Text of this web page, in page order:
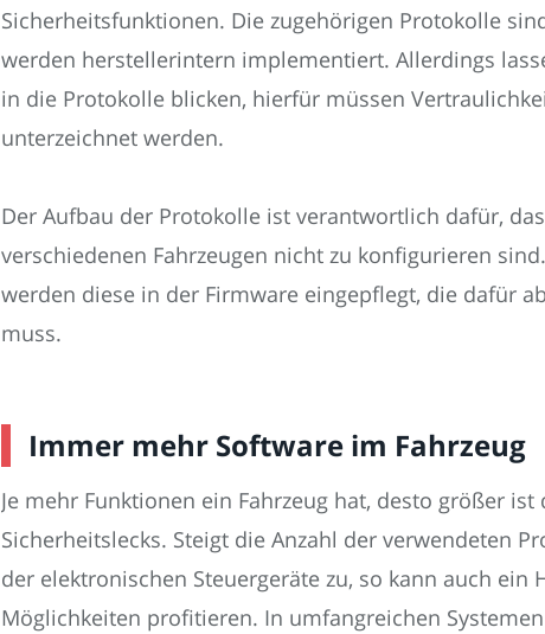
Sicherheitsfunktionen. Die zugehörigen Protokolle
werden herstellerintern implementiert. Allerdings
in die Protokolle blicken, hierfür müssen
unterzeichnet werden.
Der Aufbau der Protokolle ist verantwortlich dafür,
verschiedenen Fahrzeugen nicht zu konfigurieren
werden diese in der Firmware eingepflegt, die dafür
muss.
Immer mehr Software im Fahrzeug
Je mehr Funktionen ein Fahrzeug hat, desto größer ist
Sicherheitslecks. Steigt die Anzahl der verwendeten
der elektronischen Steuergeräte zu, so kann auch ein
Möglichkeiten profitieren. In umfangreichen